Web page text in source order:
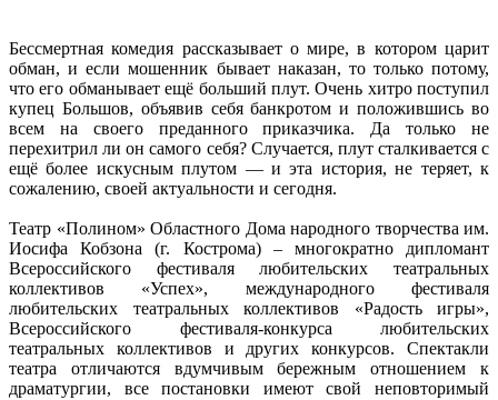
Бессмертная комедия рассказывает о мире, в котором царит
обман, и если мошенник бывает наказан, то только потому,
что его обманывает ещё больший плут. Очень хитро поступил
купец Большов, объявив себя банкротом и положившись во
всем на своего преданного приказчика. Да только не
перехитрил ли он самого себя? Случается, плут сталкивается с
ещё более искусным плутом — и эта история, не теряет, к
сожалению, своей актуальности и сегодня.
Театр «Полином» Областного Дома народного творчества им.
Иосифа Кобзона (г. Кострома) – многократно дипломант
Всероссийского фестиваля любительских театральных
коллективов «Успех», международного фестиваля
любительских театральных коллективов «Радость игры»,
Всероссийского фестиваля-конкурса любительских
театральных коллективов и других конкурсов. Спектакли
театра отличаются вдумчивым бережным отношением к
драматургии, все постановки имеют свой неповторимый